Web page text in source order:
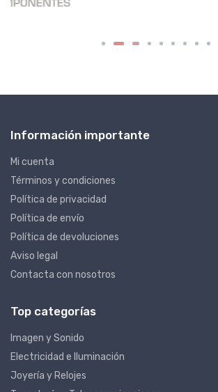
Información importante
Mi cuenta
Términos y condiciones
Política de privacidad
Política de envío
Política de devoluciones
Aviso legal
Contacta con nosotros
Top categorías
Imagen y Sonido
Electricidad e Iluminación
Joyería y Relojes